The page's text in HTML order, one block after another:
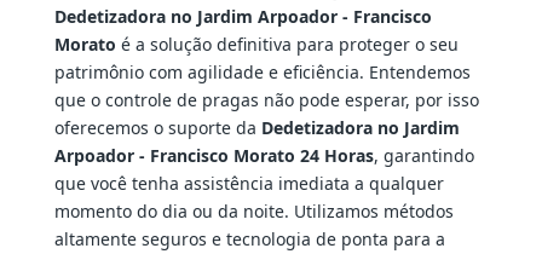
Dedetizadora no Jardim Arpoador - Francisco
Morato é a solução definitiva para proteger o seu
patrimônio com agilidade e eficiência. Entendemos
que o controle de pragas não pode esperar, por isso
oferecemos o suporte da Dedetizadora no Jardim
Arpoador - Francisco Morato 24 Horas, garantindo
que você tenha assistência imediata a qualquer
momento do dia ou da noite. Utilizamos métodos
altamente seguros e tecnologia de ponta para a